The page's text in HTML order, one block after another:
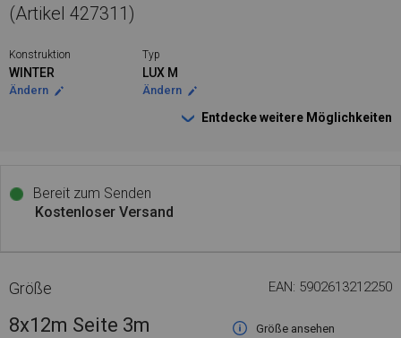
(Artikel 427311)
Konstruktion
WINTER
Ändern
Typ
LUX M
Ändern
Entdecke weitere Möglichkeiten
Bereit zum Senden
Kostenloser Versand
Größe EAN: 5902613212250
8x12m Seite 3m
Größe ansehen